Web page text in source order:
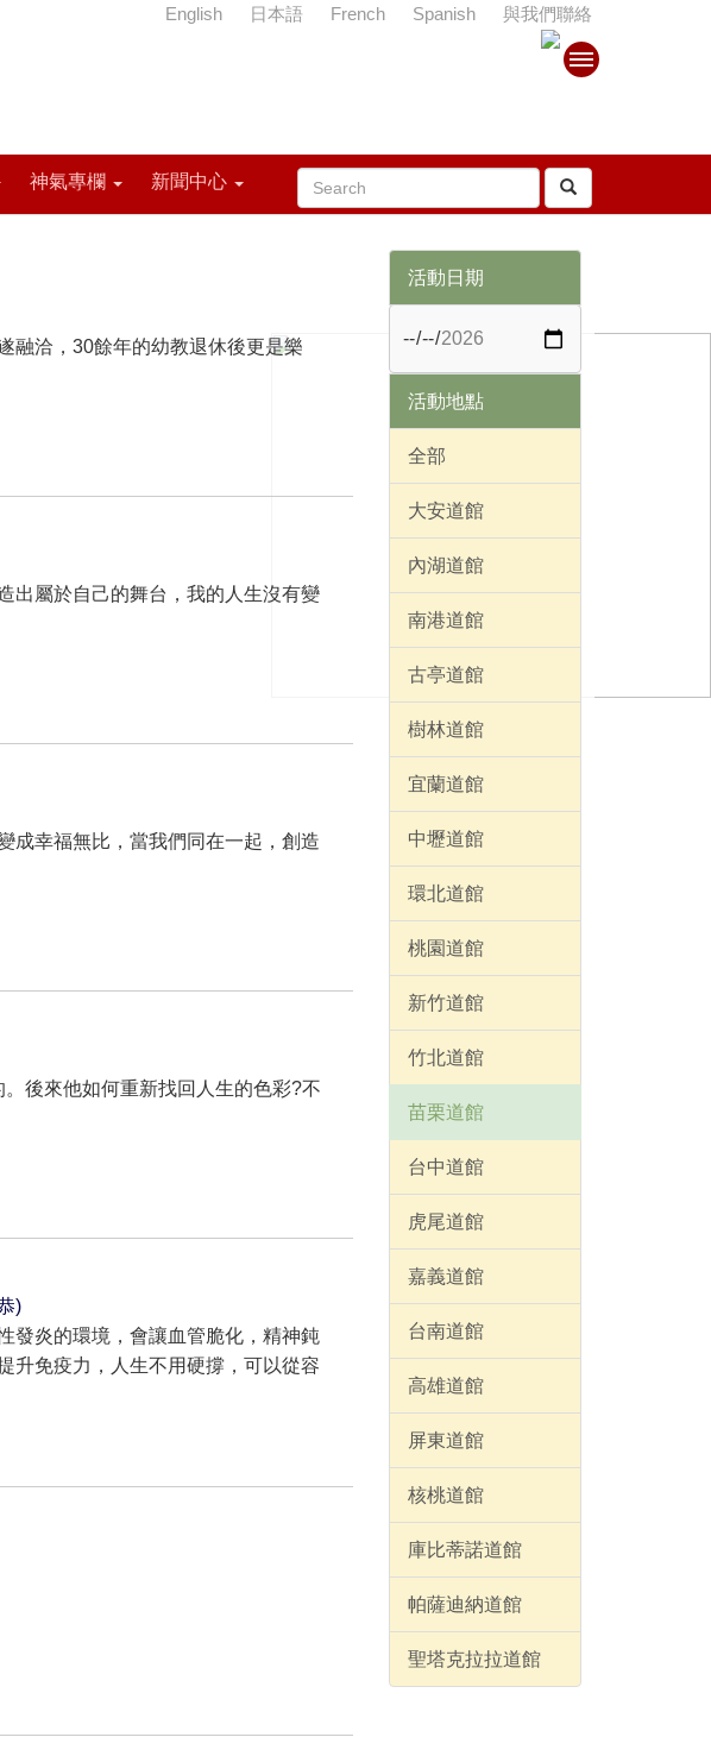
神氣專欄 新聞中心
English 日本語 French Spanish 與我們聯絡
融洽，30餘年的幼教退休後更是樂
出屬於自己的舞台，我的人生沒有變
成幸福無比，當我們同在一起，創造
後來他如何重新找回人生的色彩?不
)
發炎的環境，會讓血管脆化，精神鈍
升免疫力，人生不用硬撐，可以從容
活動日期
活動地點
全部
大安道館
內湖道館
南港道館
古亭道館
樹林道館
宜蘭道館
中壢道館
環北道館
桃園道館
新竹道館
竹北道館
苗栗道館
台中道館
虎尾道館
嘉義道館
台南道館
高雄道館
屏東道館
核桃道館
庫比蒂諾道館
帕薩迪納道館
聖塔克拉拉道館